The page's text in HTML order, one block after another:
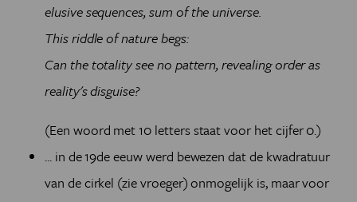
elusive sequences, sum of the universe.
This riddle of nature begs:
Can the totality see no pattern, revealing order as
reality's disguise?
(Een woord met 10 letters staat voor het cijfer 0.)
... in de 19de eeuw werd bewezen dat de kwadratuur
van de cirkel (zie vroeger) onmogelijk is, maar voor